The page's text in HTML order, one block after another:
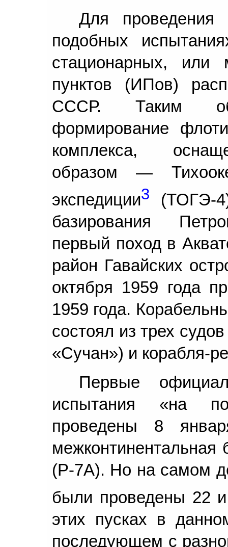
Для проведения
подобных
стационарных, или
пунктов (ИПов)
СССР. Таким
формирование
комплекса,
образом —
экспедиции3 (ТОГЭ-
базирования
первый поход в
район Гавайских
октября 1959 года
1959 года.
состоял из трех
«Сучан») и корабля-
Первые
испытания «на
проведены 8
межконтинентальная
(Р-7А). Но на самом
были проведены 22
этих пусках в
последующем с